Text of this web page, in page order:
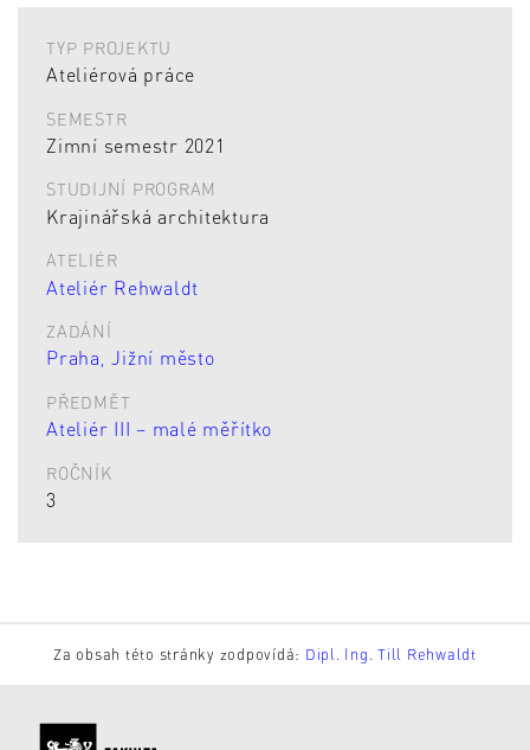
TYP PROJEKTU
Ateliérová práce
SEMESTR
Zimní semestr 2021
STUDIJNÍ PROGRAM
Krajinářská architektura
ATELIÉR
Ateliér Rehwaldt
ZADÁNÍ
Praha, Jižní město
PŘEDMĚT
Ateliér III – malé měřítko
ROČNÍK
3
Za obsah této stránky zodpovídá: Dipl. Ing. Till Rehwaldt